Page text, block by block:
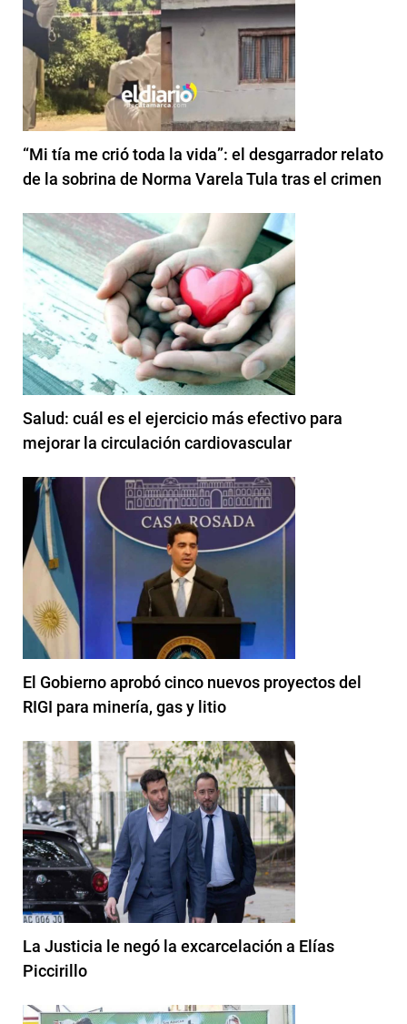
“Mi tía me crió toda la vida”: el desgarrador relato
de la sobrina de Norma Varela Tula tras el crimen
Salud: cuál es el ejercicio más efectivo para
mejorar la circulación cardiovascular
El Gobierno aprobó cinco nuevos proyectos del
RIGI para minería, gas y litio
La Justicia le negó la excarcelación a Elías
Piccirillo